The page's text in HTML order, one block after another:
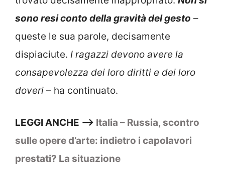
sono resi conto della gravità del gesto –
queste le sua parole, decisamente
dispiaciute. I ragazzi devono avere la
consapevolezza dei loro diritti e dei loro
doveri – ha continuato.
LEGGI ANCHE –> Italia – Russia, scontro
sulle opere d’arte: indietro i capolavori
prestati? La situazione